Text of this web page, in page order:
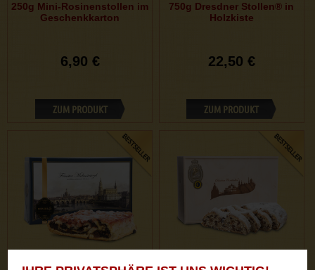
250g Mini-Rosinenstollen im
Geschenkkarton
6,90 €
ZUM PRODUKT
750g Dresdner Stollen® in
Holzkiste
22,50 €
ZUM PRODUKT